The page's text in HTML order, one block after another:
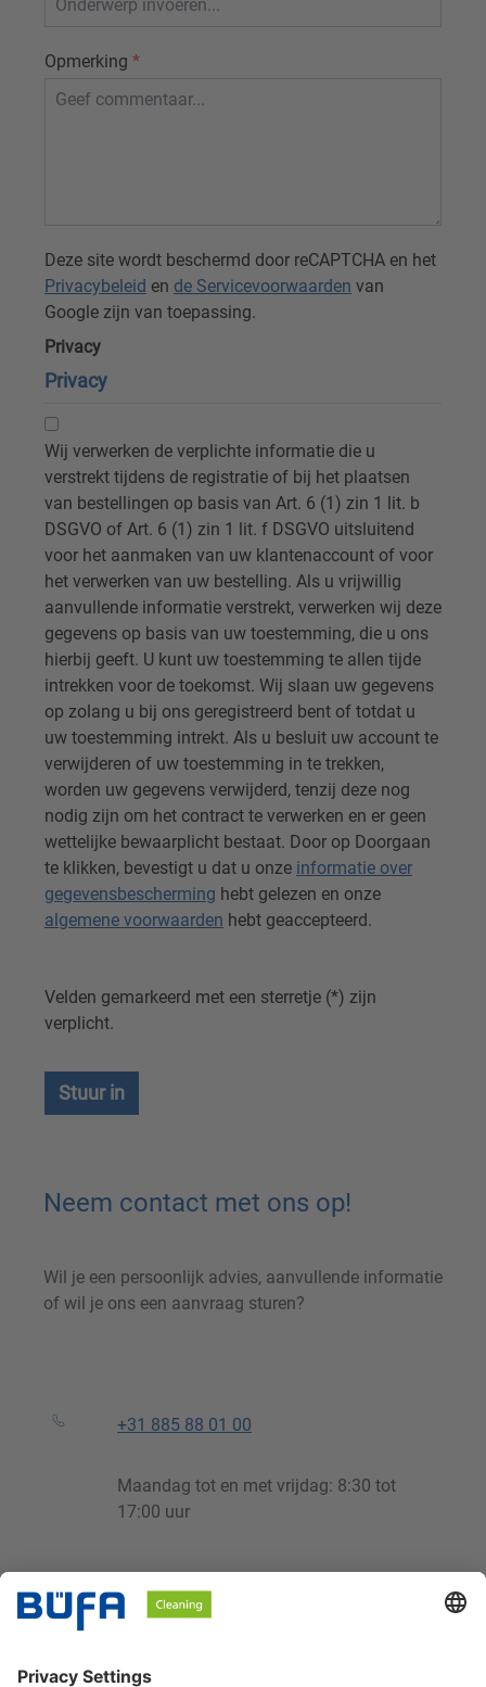
Opmerking *
Deze site wordt beschermd door reCAPTCHA en het
Privacybeleid en de Servicevoorwaarden van
Google zijn van toepassing.
Privacy
Privacy
Wij verwerken de verplichte informatie die u
verstrekt tijdens de registratie of bij het plaatsen
van bestellingen op basis van Art. 6 (1) zin 1 lit. b
DSGVO of Art. 6 (1) zin 1 lit. f DSGVO uitsluitend
voor het aanmaken van uw klantenaccount of voor
het verwerken van uw bestelling. Als u vrijwillig
aanvullende informatie verstrekt, verwerken wij deze
gegevens op basis van uw toestemming, die u ons
hierbij geeft. U kunt uw toestemming te allen tijde
intrekken voor de toekomst. Wij slaan uw gegevens
op zolang u bij ons geregistreerd bent of totdat u
uw toestemming intrekt. Als u besluit uw account te
verwijderen of uw toestemming in te trekken,
worden uw gegevens verwijderd, tenzij deze nog
nodig zijn om het contract te verwerken en er geen
wettelijke bewaarplicht bestaat. Door op Doorgaan
te klikken, bevestigt u dat u onze informatie over
gegevensbescherming hebt gelezen en onze
algemene voorwaarden hebt geaccepteerd.
Velden gemarkeerd met een sterretje (*) zijn
verplicht.
Stuur in
Neem contact met ons op!
Wil je een persoonlijk advies, aanvullende informatie
of wil je ons een aanvraag sturen?
+31 885 88 01 00
Maandag tot en met vrijdag: 8:30 tot
17:00 uur